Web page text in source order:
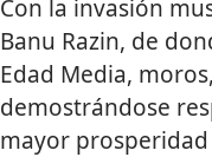
Con la invasión
Banu Razin, de
Edad Media,
demostrándose
mayor